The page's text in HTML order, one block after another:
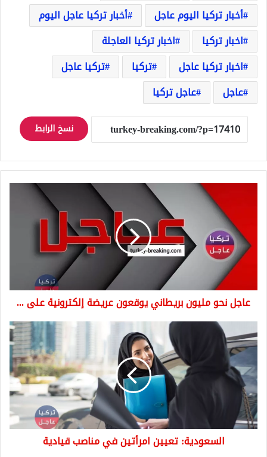
أخبار تركيا اليوم عاجل
أخبار تركيا عاجل اليوم
اخبار تركيا
اخبار تركيا العاجلة
اخبار تركيا عاجل
تركيا
تركيا عاجل
عاجل
عاجل تركيا
نسخ الرابط
بريطاني
يوقعون
عريضة
إلكترونية
...
عاجل نحو مليون بريطاني يوقعون عريضة إلكترونية على ...
تعيين
امرأتين
في
مناصب
قيادية
السعودية: تعيين امرأتين في مناصب قيادية